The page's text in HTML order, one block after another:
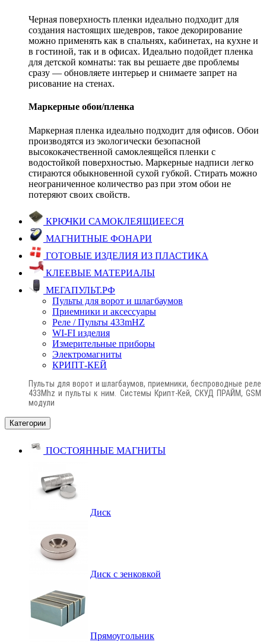
Черная поверхность пленки идеально подходит для
создания настоящих шедевров, такое декорирование
можно применять как в спальнях, кабинетах, на кухне и
в гостиной, так и в офисах. Идеально подойдет пленка
для детской комнаты: так вы решаете две проблемы
сразу — обновляете интерьер и снимаете запрет на
рисование на стенах.
Маркерные обои/пленка
Маркерная пленка идеально подходит для офисов. Обои
производятся из экологически безопасной
высококачественной самоклеящейся пленки с
водостойкой поверхностью. Маркерные надписи легко
стираются обыкновенной сухой губкой. Стирать можно
неограниченное количество раз при этом обои не
потеряют своих свойств.
КРЮЧКИ САМОКЛЕЯЩИЕЕСЯ
МАГНИТНЫЕ ФОНАРИ
ГОТОВЫЕ ИЗДЕЛИЯ ИЗ ПЛАСТИКА
КЛЕЕВЫЕ МАТЕРИАЛЫ
МЕГАПУЛЬТ.РФ
Пульты для ворот и шлагбаумов
Приемники и аксессуары
Реле / Пульты 433mHZ
WI-FI изделия
Измерительные приборы
Электромагниты
КРИПТ-КЕЙ
Пульты для ворот и шлагбаумов, приемники, беспроводные реле
433Mhz и пульты к ним. Системы Крипт-Кей, СКУД ПРАЙМ, GSM
модули
Категории
ПОСТОЯННЫЕ МАГНИТЫ
Диск
Диск с зенковкой
Прямоугольник